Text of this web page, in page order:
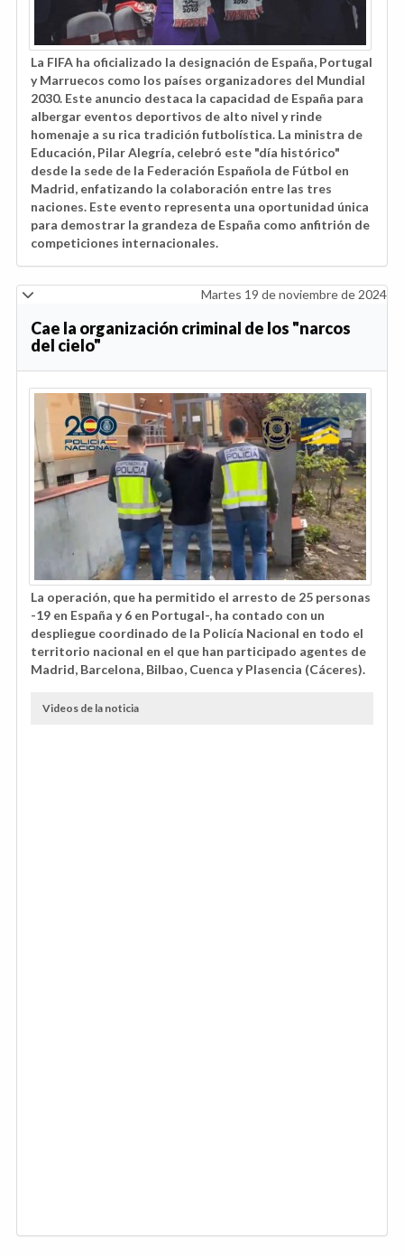
La FIFA ha oficializado la designación de España, Portugal
y Marruecos como los países organizadores del Mundial
2030. Este anuncio destaca la capacidad de España para
albergar eventos deportivos de alto nivel y rinde
homenaje a su rica tradición futbolística. La ministra de
Educación, Pilar Alegría, celebró este "día histórico"
desde la sede de la Federación Española de Fútbol en
Madrid, enfatizando la colaboración entre las tres
naciones. Este evento representa una oportunidad única
para demostrar la grandeza de España como anfitrión de
competiciones internacionales.
Martes 19 de noviembre de 2024
Cae la organización criminal de los "narcos
del cielo"
La operación, que ha permitido el arresto de 25 personas
-19 en España y 6 en Portugal-, ha contado con un
despliegue coordinado de la Policía Nacional en todo el
territorio nacional en el que han participado agentes de
Madrid, Barcelona, Bilbao, Cuenca y Plasencia (Cáceres).
Videos de la noticia